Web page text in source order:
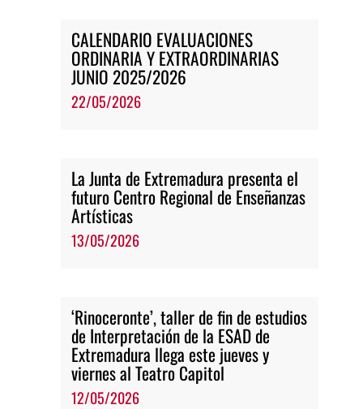
CALENDARIO EVALUACIONES
ORDINARIA Y EXTRAORDINARIAS
JUNIO 2025/2026
22/05/2026
La Junta de Extremadura presenta el
futuro Centro Regional de Enseñanzas
Artísticas
13/05/2026
‘Rinoceronte’, taller de fin de estudios
de Interpretación de la ESAD de
Extremadura llega este jueves y
viernes al Teatro Capitol
12/05/2026